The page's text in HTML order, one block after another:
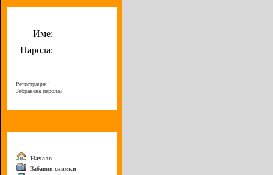
Име:
Парола:
Регистрация!
Забравена парола?
Начало
Забавни снимки